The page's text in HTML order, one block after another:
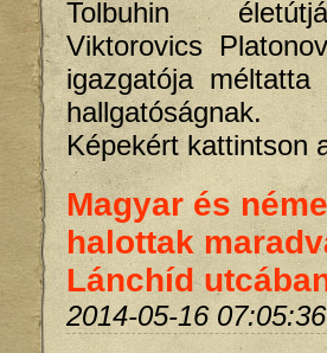
Tolbuhin
Viktorovics
igazgatója
hallgatóságnak.
Képekért kattintson
Magyar és
halottak
Lánchíd
2014-05-16 07:05:36